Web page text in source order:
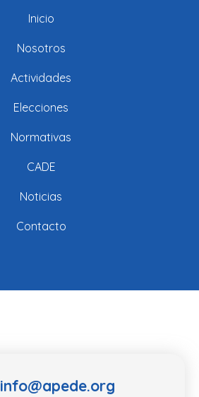
Inicio
Nosotros
Actividades
Elecciones
Normativas
CADE
Noticias
Contacto
info@apede.org